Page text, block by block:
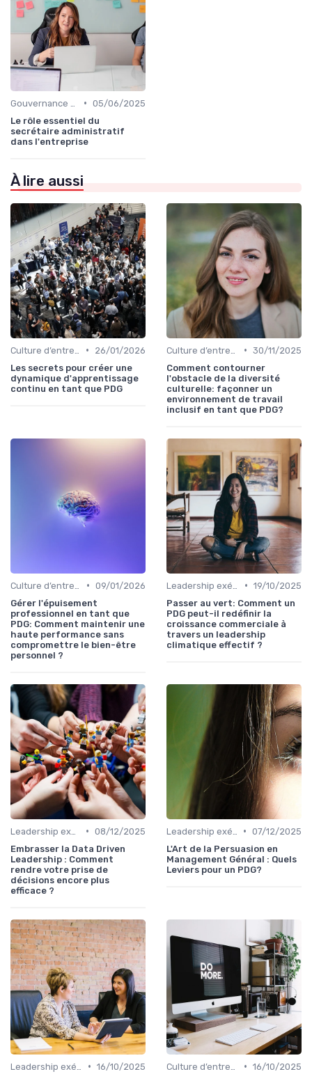
• 05/06/2025
Le rôle essentiel du
secrétaire administratif
dans l'entreprise
À lire aussi
•
26/01/2026
Les secrets pour créer une
dynamique d'apprentissage
continu en tant que PDG
• 30/11/2025
Comment contourner
l'obstacle de la diversité
culturelle: façonner un
environnement de travail
inclusif en tant que PDG?
• 09/01/2026
Gérer l'épuisement
professionnel en tant que
PDG: Comment maintenir une
haute performance sans
compromettre le bien-être
personnel ?
• 19/10/2025
Passer au vert: Comment un
PDG peut-il redéfinir la
croissance commerciale à
travers un leadership
climatique effectif ?
• 08/12/2025
Embrasser la Data Driven
Leadership : Comment
rendre votre prise de
décisions encore plus
efficace ?
• 07/12/2025
L'Art de la Persuasion en
Management Général : Quels
Leviers pour un PDG?
• 16/10/2025
• 16/10/2025